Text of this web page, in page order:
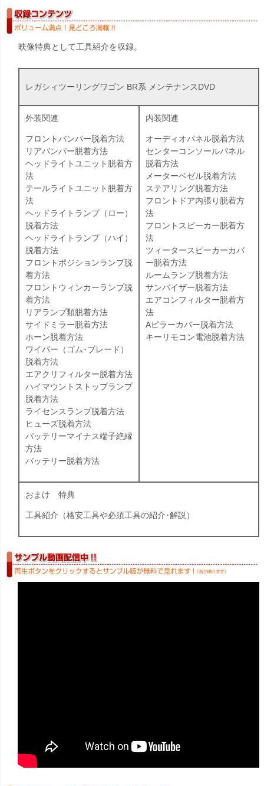
映像特典として工具紹介を収録。
レガシィツーリングワゴン BR系 メンテナンスDVD
外装関連
フロントバンパー脱着方法
リアバンパー脱着方法
ヘッドライトユニット脱着方
法
テールライトユニット脱着方
法
ヘッドライトランプ（ロー）
脱着方法
ヘッドライトランプ（ハイ）
脱着方法
フロントポジションランプ脱
着方法
フロントウィンカーランプ脱
着方法
リアランプ類脱着方法
サイドミラー脱着方法
ホーン脱着方法
ワイパー（ゴム･ブレード）
脱着方法
エアクリフィルター脱着方法
ハイマウントストップランプ
脱着方法
ライセンスランプ脱着方法
ヒューズ脱着方法
バッテリーマイナス端子絶縁
方法
バッテリー脱着方法
内装関連
オーディオパネル脱着方法
センターコンソールパネル
脱着方法
メーターベゼル脱着方法
ステアリング脱着方法
フロントドア内張り脱着方
法
フロントスピーカー脱着方
法
ツィータースピーカーカバ
ー脱着方法
ルームランプ脱着方法
サンバイザー脱着方法
エアコンフィルター脱着方
法
Aピラーカバー脱着方法
キーリモコン電池脱着方法
おまけ 特典
工具紹介（格安工具や必須工具の紹介･解説）